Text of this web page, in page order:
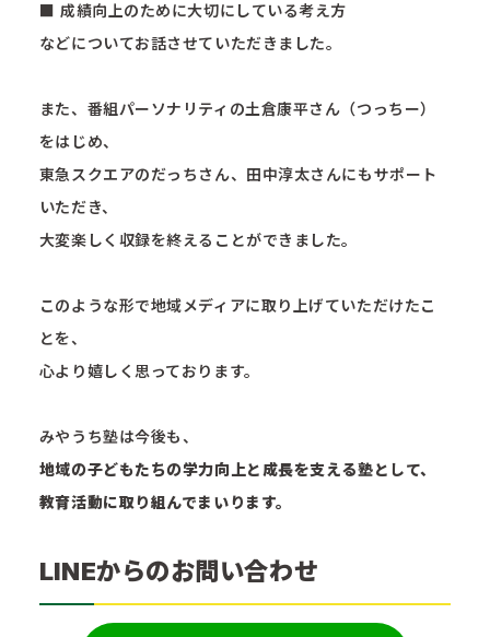
■ 成績向上のために大切にしている考え方
などについてお話させていただきました。
また、番組パーソナリティの土倉康平さん（つっちー）
をはじめ、
東急スクエアのだっちさん、田中淳太さんにもサポート
いただき、
大変楽しく収録を終えることができました。
このような形で地域メディアに取り上げていただけたこ
とを、
心より嬉しく思っております。
みやうち塾は今後も、
地域の子どもたちの学力向上と成長を支える塾として、
教育活動に取り組んでまいります。
LINEからのお問い合わせ